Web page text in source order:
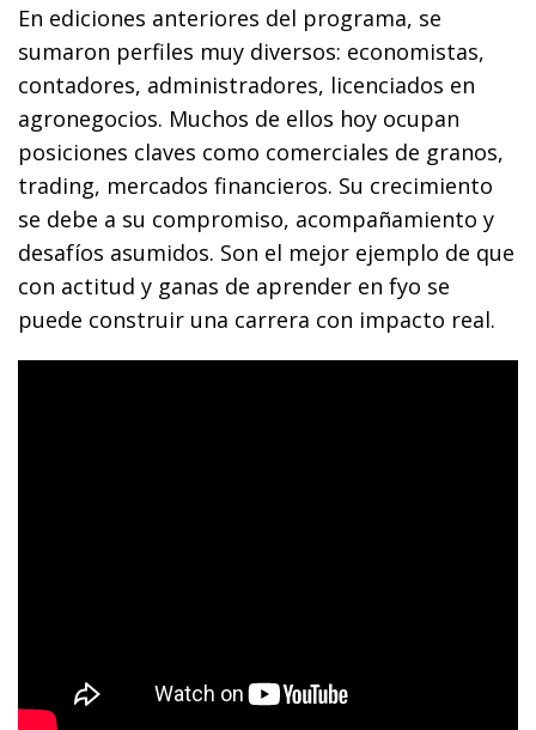
En ediciones anteriores del programa, se
sumaron perfiles muy diversos: economistas,
contadores, administradores, licenciados en
agronegocios. Muchos de ellos hoy ocupan
posiciones claves como comerciales de granos,
trading, mercados financieros. Su crecimiento
se debe a su compromiso, acompañamiento y
desafíos asumidos. Son el mejor ejemplo de que
con actitud y ganas de aprender en fyo se
puede construir una carrera con impacto real.